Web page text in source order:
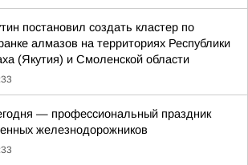
постановил создать кластер по
алмазов на территориях Республики
(Якутия) и Смоленской области
— профессиональный праздник
железнодорожников